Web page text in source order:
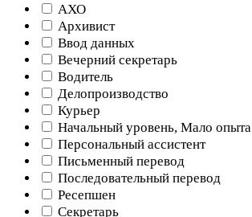
АХО
Архивист
Ввод данных
Вечерний секретарь
Водитель
Делопроизводство
Курьер
Начальный уровень, Мало опыта
Персональный ассистент
Письменный перевод
Последовательный перевод
Ресепшен
Секретарь